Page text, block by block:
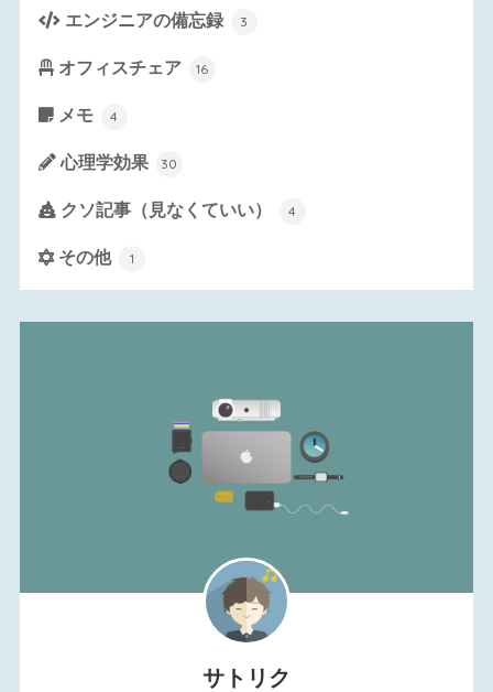
エンジニアの備忘録 3
オフィスチェア 16
メモ 4
心理学効果 30
クソ記事（見なくていい） 4
その他 1
サトリク